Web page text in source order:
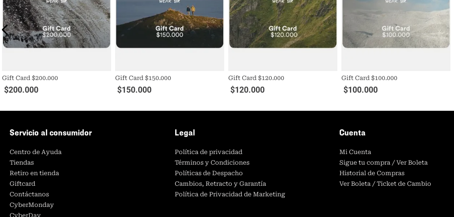
Gift Card $200.000
$200.000
Gift Card $150.000
$150.000
Gift Card $120.000
$120.000
Gift Card $100.000
$100.000
Servicio al consumidor
Centro de Ayuda
Tiendas
Retiro en tienda
Giftcard
Contáctanos
CyberMonday
Legal
Política de privacidad
Términos y Condiciones
Políticas de Despacho
Cambios, Retracto y Garantía
Política de Privacidad de Marketing
Cuenta
Mi Cuenta
Sigue tu compra / Ver Boleta
Historial de Compras
Ver Boleta / Ticket de Cambio